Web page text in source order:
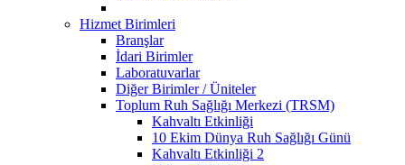
Hizmet Birimleri
Branşlar
İdari Birimler
Laboratuvarlar
Diğer Birimler / Üniteler
Toplum Ruh Sağlığı Merkezi (TRSM)
Kahvaltı Etkinliği
10 Ekim Dünya Ruh Sağlığı Günü
Kahvaltı Etkinliği 2